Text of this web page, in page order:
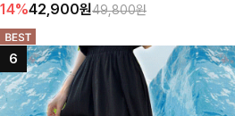
터 출근룩, 하객룩까지 세련된 스타일링을 연출하기 좋은 아
이템이에요
14%42,900원49,800원